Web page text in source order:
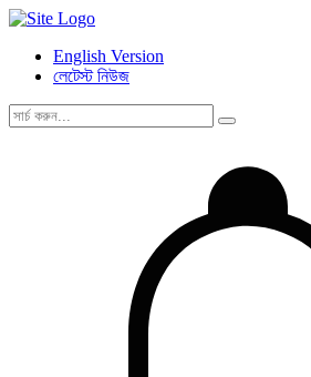
English Version
লেটেস্ট নিউজ